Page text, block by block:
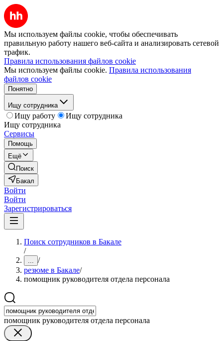
Мы используем файлы cookie, чтобы обеспечивать
правильную работу нашего веб-сайта и анализировать сетевой
трафик.
Правила использования файлов cookie
Мы используем файлы cookie. Правила использования
файлов cookie
Понятно
Ищу сотрудника
Ищу работу
Ищу сотрудника
Ищу сотрудника
Сервисы
Помощь
Ещё
Поиск
Бакал
Войти
Войти
Зарегистрироваться
Поиск сотрудников в Бакале
/
... /
резюме в Бакале/
помощник руководителя отдела персонала
помощник руководителя отдела персонала